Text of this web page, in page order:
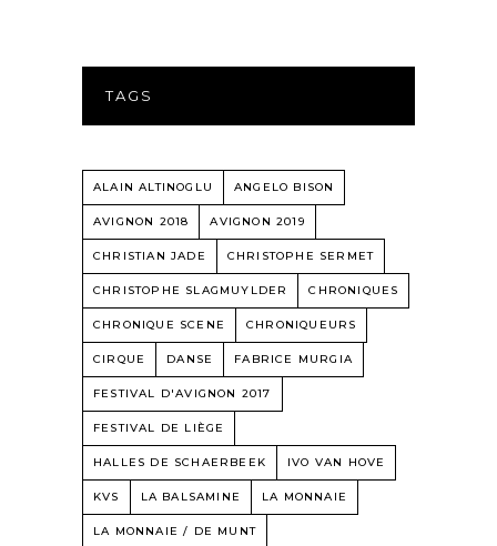
TAGS
ALAIN ALTINOGLU ANGELO BISON
AVIGNON 2018 AVIGNON 2019
CHRISTIAN JADE CHRISTOPHE SERMET
CHRISTOPHE SLAGMUYLDER CHRONIQUES
CHRONIQUE SCENE CHRONIQUEURS
CIRQUE DANSE FABRICE MURGIA
FESTIVAL D'AVIGNON 2017
FESTIVAL DE LIÈGE
HALLES DE SCHAERBEEK IVO VAN HOVE
KVS LA BALSAMINE LA MONNAIE
LA MONNAIE / DE MUNT